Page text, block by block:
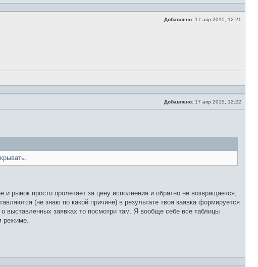
Сообщение
Добавлено: 17 апр 2015, 12:21
Сообщение
Добавлено: 17 апр 2015, 12:22
рынок просто пролетает за цену исполнения и обратно не возвращается,
(не знаю по какой причине) в результате твоя заявка формируется
выставленных заявках то посмотри там. Я вообще себе все таблицы
режиме.